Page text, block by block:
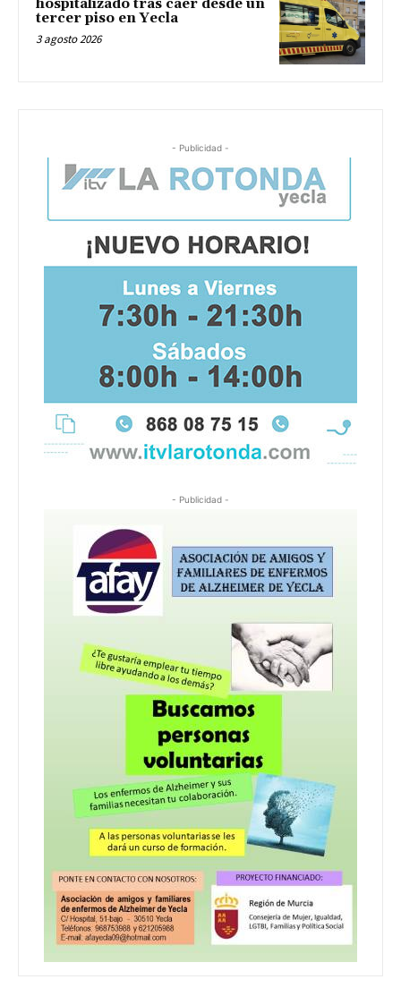
hospitalizado tras caer desde un
tercer piso en Yecla
3 agosto 2026
- Publicidad -
- Publicidad -